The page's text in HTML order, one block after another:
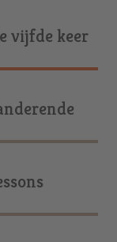
vijfde keer